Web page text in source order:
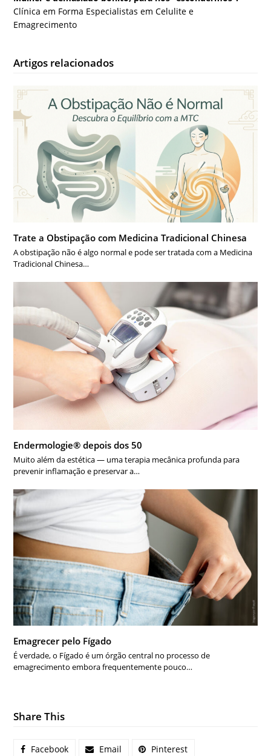
Clínica em Forma Especialistas em Celulite e
Emagrecimento
Artigos relacionados
Trate a Obstipação com Medicina Tradicional Chinesa
A obstipação não é algo normal e pode ser tratada com a Medicina
Tradicional Chinesa…
Endermologie® depois dos 50
Muito além da estética — uma terapia mecânica profunda para
prevenir inflamação e preservar a…
Emagrecer pelo Fígado
É verdade, o Fígado é um órgão central no processo de
emagrecimento embora frequentemente pouco…
Share This
Facebook Email Pinterest